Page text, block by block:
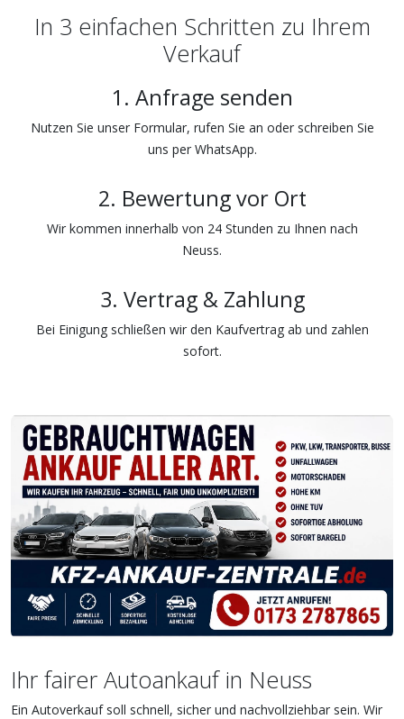
In 3 einfachen Schritten zu Ihrem
Verkauf
1. Anfrage senden
Nutzen Sie unser Formular, rufen Sie an oder schreiben Sie
uns per WhatsApp.
2. Bewertung vor Ort
Wir kommen innerhalb von 24 Stunden zu Ihnen nach
Neuss.
3. Vertrag & Zahlung
Bei Einigung schließen wir den Kaufvertrag ab und zahlen
sofort.
Ihr fairer Autoankauf in Neuss
Ein Autoverkauf soll schnell, sicher und nachvollziehbar sein. Wir